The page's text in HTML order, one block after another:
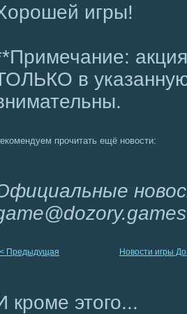
игры!
в
прочитать ещё новости:
Предыдущая Новости игры
кроме этого...